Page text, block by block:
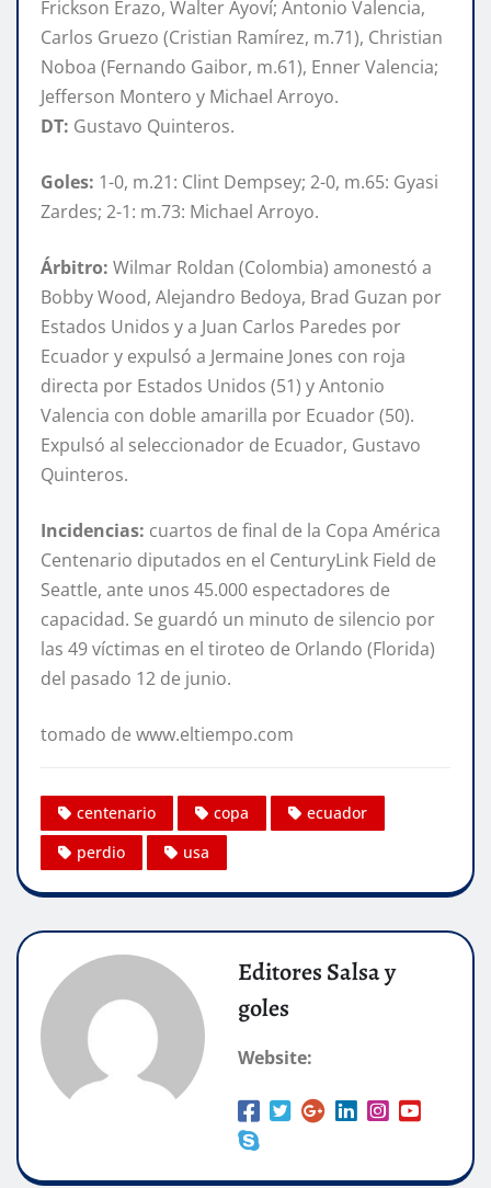
Frickson Erazo, Walter Ayoví; Antonio Valencia,
Carlos Gruezo (Cristian Ramírez, m.71), Christian
Noboa (Fernando Gaibor, m.61), Enner Valencia;
Jefferson Montero y Michael Arroyo.
DT: Gustavo Quinteros.
Goles: 1-0, m.21: Clint Dempsey; 2-0, m.65: Gyasi
Zardes; 2-1: m.73: Michael Arroyo.
Árbitro: Wilmar Roldan (Colombia) amonestó a
Bobby Wood, Alejandro Bedoya, Brad Guzan por
Estados Unidos y a Juan Carlos Paredes por
Ecuador y expulsó a Jermaine Jones con roja
directa por Estados Unidos (51) y Antonio
Valencia con doble amarilla por Ecuador (50).
Expulsó al seleccionador de Ecuador, Gustavo
Quinteros.
Incidencias: cuartos de final de la Copa América
Centenario diputados en el CenturyLink Field de
Seattle, ante unos 45.000 espectadores de
capacidad. Se guardó un minuto de silencio por
las 49 víctimas en el tiroteo de Orlando (Florida)
del pasado 12 de junio.
tomado de www.eltiempo.com
centenario copa
ecuador
perdio
usa
Editores Salsa y
goles
Website: